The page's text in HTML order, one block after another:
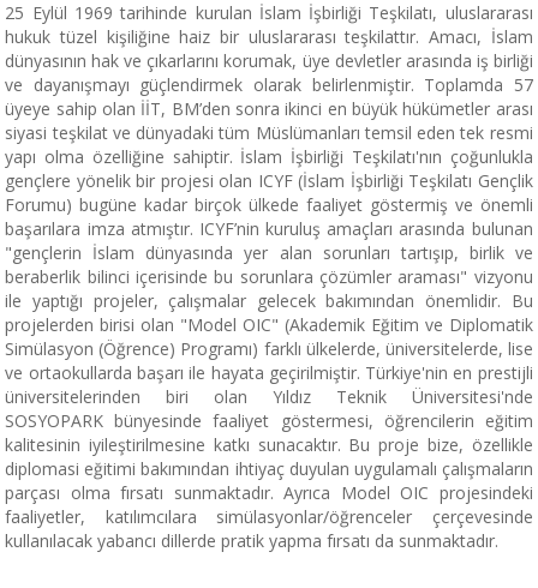
25 Eylül 1969 tarihinde kurulan İslam İşbirliği Teşkilatı, uluslararası
hukuk tüzel kişiliğine haiz bir uluslararası teşkilattır. Amacı, İslam
dünyasının hak ve çıkarlarını korumak, üye devletler arasında iş birliği
ve dayanışmayı güçlendirmek olarak belirlenmiştir. Toplamda 57
üyeye sahip olan İİT, BM’den sonra ikinci en büyük hükümetler arası
siyasi teşkilat ve dünyadaki tüm Müslümanları temsil eden tek resmi
yapı olma özelliğine sahiptir. İslam İşbirliği Teşkilatı'nın çoğunlukla
gençlere yönelik bir projesi olan ICYF (İslam İşbirliği Teşkilatı Gençlik
Forumu) bugüne kadar birçok ülkede faaliyet göstermiş ve önemli
başarılara imza atmıştır. ICYF’nin kuruluş amaçları arasında bulunan
"gençlerin İslam dünyasında yer alan sorunları tartışıp, birlik ve
beraberlik bilinci içerisinde bu sorunlara çözümler araması" vizyonu
ile yaptığı projeler, çalışmalar gelecek bakımından önemlidir. Bu
projelerden birisi olan "Model OIC" (Akademik Eğitim ve Diplomatik
Simülasyon (Öğrence) Programı) farklı ülkelerde, üniversitelerde, lise
ve ortaokullarda başarı ile hayata geçirilmiştir. Türkiye'nin en prestijli
üniversitelerinden biri olan Yıldız Teknik Üniversitesi'nde
SOSYOPARK bünyesinde faaliyet göstermesi, öğrencilerin eğitim
kalitesinin iyileştirilmesine katkı sunacaktır. Bu proje bize, özellikle
diplomasi eğitimi bakımından ihtiyaç duyulan uygulamalı çalışmaların
parçası olma fırsatı sunmaktadır. Ayrıca Model OIC projesindeki
faaliyetler, katılımcılara simülasyonlar/öğrenceler çerçevesinde
kullanılacak yabancı dillerde pratik yapma fırsatı da sunmaktadır.